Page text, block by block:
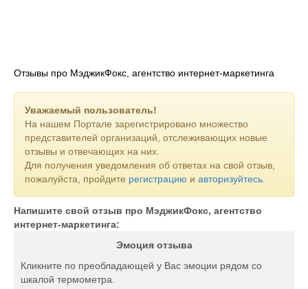
Отзывы про МэджикФокс, агентство интернет-маркетинга
Уважаемый пользователь!
На нашем Портале зарегистрировано множество
представителей организаций, отслеживающих новые
отзывы и отвечающих на них.
Для получения уведомления об ответах на свой отзыв,
пожалуйста, пройдите регистрацию и авторизуйтесь
Напишите свой отзыв про МэджикФокс, агентство
интернет-маркетинга:
Эмоция отзыва
Кликните по преобладающей у Вас эмоции рядом со
шкалой термометра.